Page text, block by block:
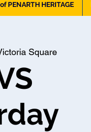
PENARTH HERITAGE
Square